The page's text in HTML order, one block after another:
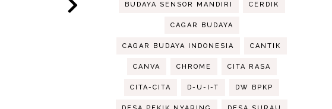
BUDAYA SENSOR MANDIRI CERDIK
CAGAR BUDAYA
CAGAR BUDAYA INDONESIA CANTIK
CANVA CHROME CITA RASA
CITA-CITA D-U-I-T DW BPKP